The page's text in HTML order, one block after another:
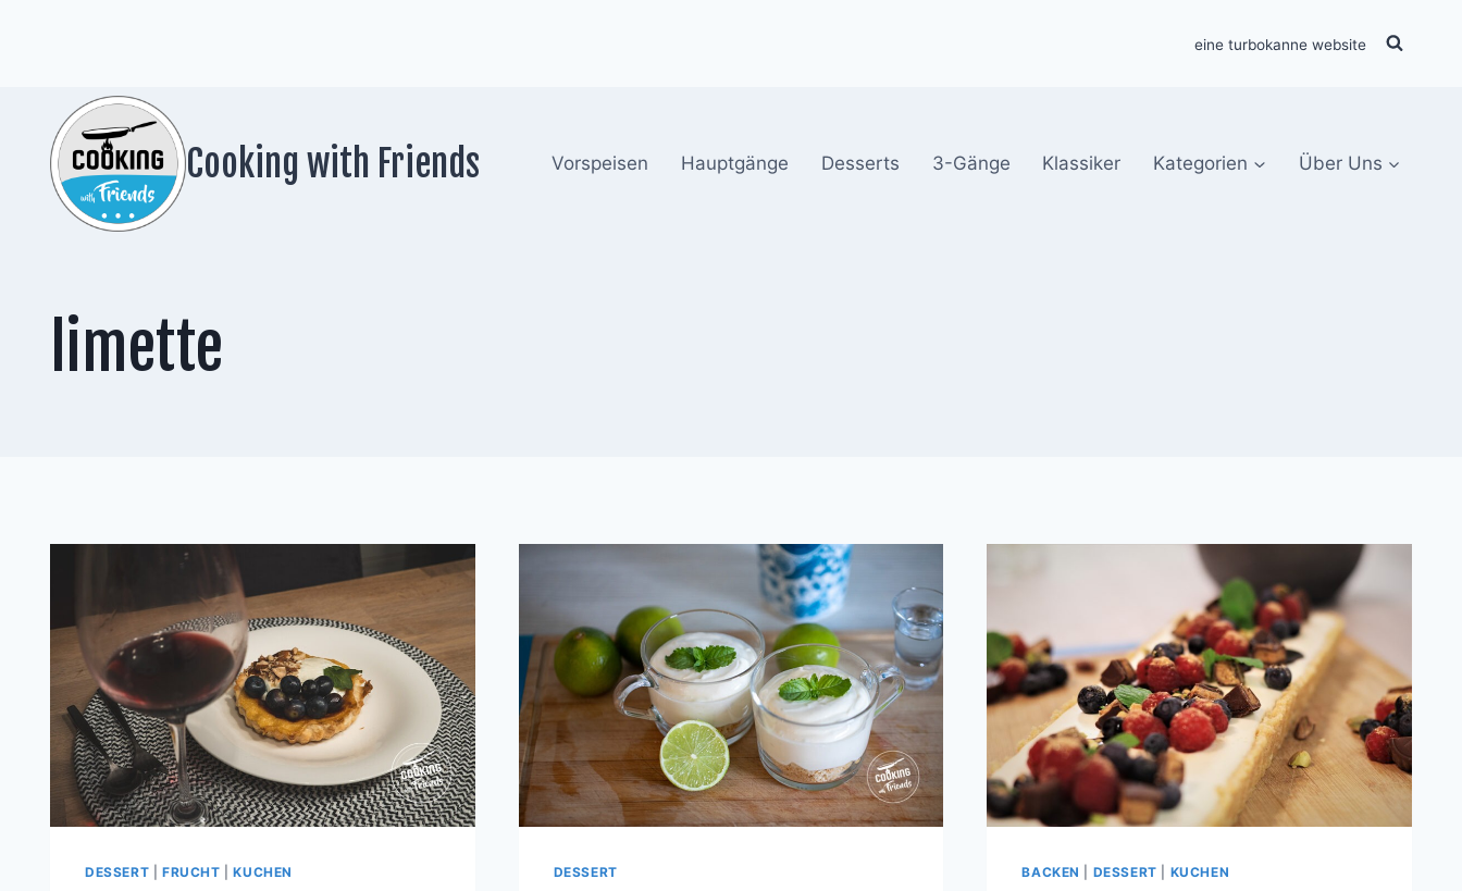
eine turbokanne website
Cooking with Friends Vorspeisen Hauptgänge Desserts 3-Gänge Klassiker Kategorien Über Uns
limette
DESSERT FRUCHT |KUCHEN DESSERT BACKEN DESSERT KUCHEN